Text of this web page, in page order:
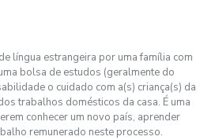
língua estrangeira por uma família com
bolsa de estudos (geralmente do
o cuidado com a(s) criança(s) da
trabalhos domésticos da casa. É uma
conhecer um novo país, aprender
remunerado neste processo.